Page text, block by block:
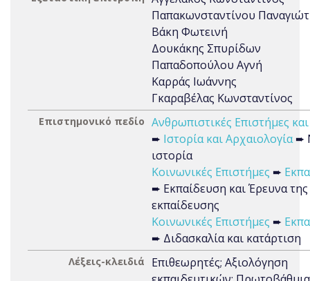
Παπακωνσταντίνου
Βάκη Φωτεινή
Δουκάκης Σπυρίδων
Παπαδοπούλου Αγνή
Καρράς Ιωάννης
Γκαραβέλας Κωνσταντίνος
Επιστημονικό πεδίο Ανθρωπιστικές Επιστήμες
➨ Ιστορία και Αρχαιολογία➨
ιστορία
Κοινωνικές Επιστήμες ➨
➨ Εκπαίδευση και Έρευνα της
εκπαίδευσης
Κοινωνικές Επιστήμες ➨
➨ Διδασκαλία και κατάρτιση
Λέξεις-κλειδιά
Επιθεωρητές; Αξιολόγηση